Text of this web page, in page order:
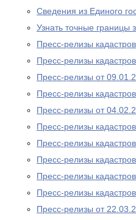
Сведения из Единого
Узнать точные
Пресс-релизы
Пресс-релизы
Пресс-релизы от
Пресс-релизы
Пресс-релизы от
Пресс-релизы
Пресс-релизы
Пресс-релизы
Пресс-релизы
Пресс-релизы
Пресс-релизы от